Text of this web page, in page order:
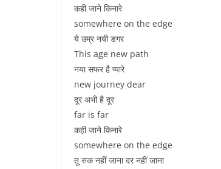
कही जाने किनारे
somewhere on the edge
ये उम्र नयी डगर
This age new path
नया सफर है प्यारे
new journey dear
दूर अभी है दूर
far is far
कही जाने किनारे
somewhere on the edge
तू रुक नहीं जाना दर नहीं जाना